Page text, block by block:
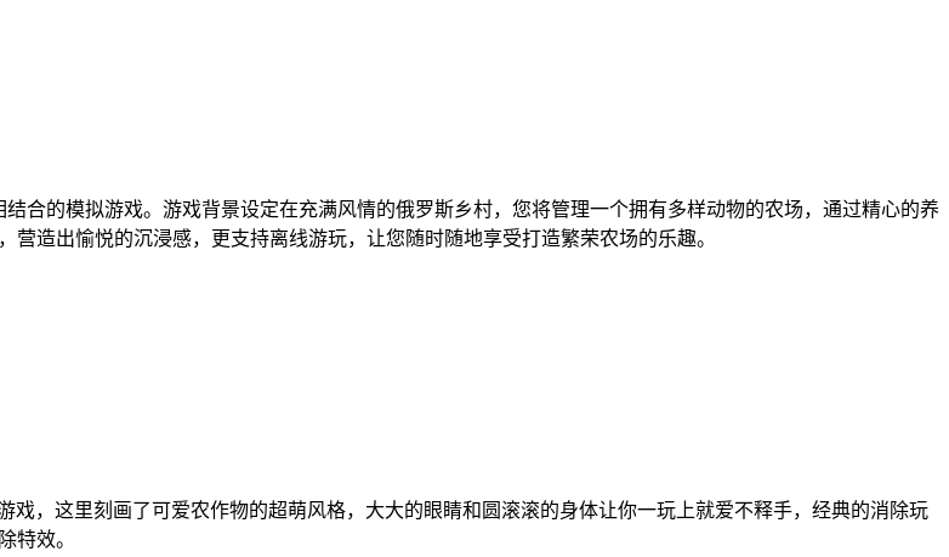
合的模拟游戏。游戏背景设定在充满风情的俄罗斯乡村，您将管理一个拥有多样动物的农场，通过精心的养
造出愉悦的沉浸感，更支持离线游玩，让您随时随地享受打造繁荣农场的乐趣。
戏，这里刻画了可爱农作物的超萌风格，大大的眼睛和圆滚滚的身体让你一玩上就爱不释手，经典的消除玩
特效。